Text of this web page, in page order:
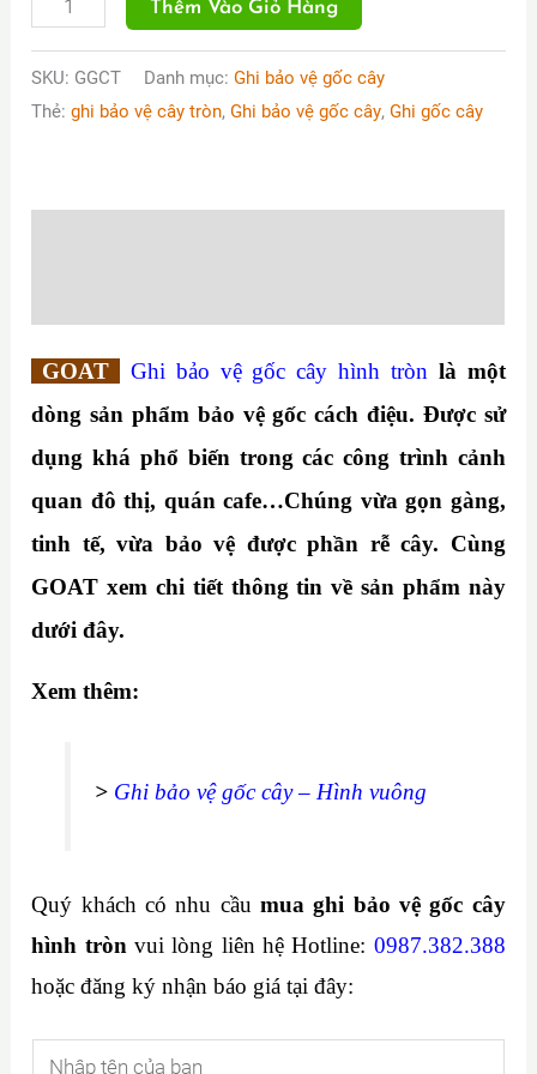
vệ
gốc
Thêm Vào Giỏ Hàng
SKU: GGCT Danh mục:Ghi bảo vệ gốc cây
Thẻ:ghi bảo vệ cây tròn,Ghi bảo vệ gốc cây,Ghi gốc cây
GOAT Ghi bảo vệ gốc cây hình tròn là một
dòng sản phẩm bảo vệ gốc cách điệu. Được sử
dụng khá phổ biến trong các công trình cảnh
quan đô thị, quán cafe…Chúng vừa gọn gàng,
tinh tế, vừa bảo vệ được phần rễ cây. Cùng
GOAT xem chi tiết thông tin về sản phẩm này
dưới đây.
Xem thêm:
> Ghi bảo vệ gốc cây – Hình vuông
Quý khách có nhu cầu mua ghi bảo vệ gốc cây
hình tròn vui lòng liên hệ Hotline: 0987.382.388
hoặc đăng ký nhận báo giá tại đây: